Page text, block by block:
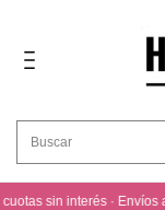
Envíos a todo el país